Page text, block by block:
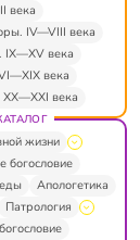
века
IV—VIII века
IX—XV века
века
XX—XXI века
жизни
богословие
Апологетика
Патрология